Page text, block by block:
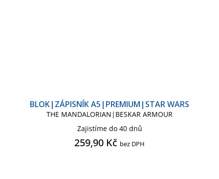
BLOK|ZÁPISNÍK A5|PREMIUM|STAR WARS
THE MANDALORIAN|BESKAR ARMOUR
Zajistíme do 40 dnů
259,90 Kč bez DPH